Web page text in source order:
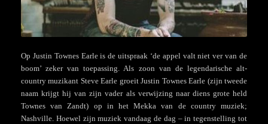
Op Justin Townes Earle is de uitspraak ‘de appel valt niet ver van de
boom’ zeker van toepassing. Als zoon van de legendarische alt-
country muzikant Steve Earle groeit Justin Townes Earle (zijn tweede
naam krijgt hij van zijn vader als verwijzing naar diens grote held
Townes van Zandt) op in het Mekka van de country muziek;
Nashville. Hoewel zijn muziek vandaag de dag – in tegenstelling tot